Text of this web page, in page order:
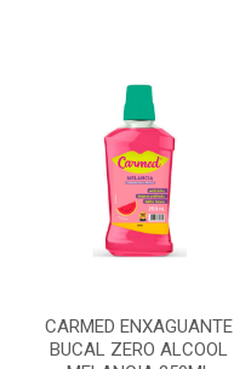
CARMED ENXAGUANTE
BUCAL ZERO ALCOOL